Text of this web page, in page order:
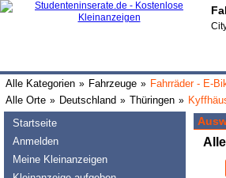
Alle Kategorien » Fahrzeuge » Fahrräder - E-
Alle Orte » Deutschland » Thüringen »
Startseite
Anmelden
Meine Kleinanzeigen